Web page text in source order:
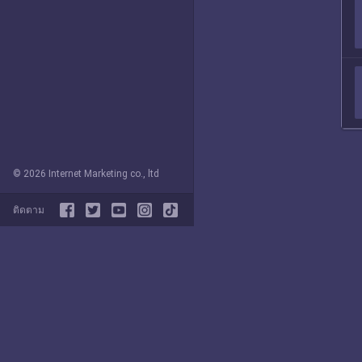
© 2026 Internet Marketing co., ltd
ติดตาม